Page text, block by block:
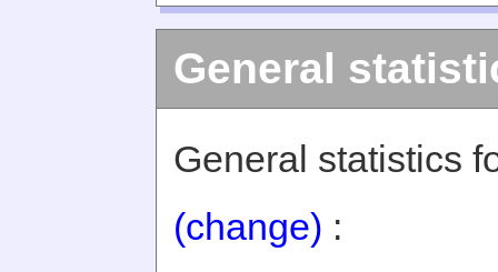
General
General statistics
(change) :